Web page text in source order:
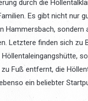
durch die
Es gibt nicht nur
Hammersbach, sondern
Letztere finden sich zu
Fuß entfernt, die
ein beliebter